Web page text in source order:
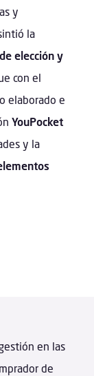
y
la
elección y
con el
elaborado e
YouPocket
y la
en las
de